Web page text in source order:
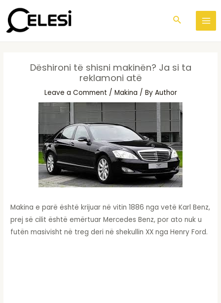
content
Search
Dëshironi të shisni makinën? Ja si ta
reklamoni atë
Leave a Comment / Makina / By Author
Makina e parë është krijuar në vitin 1886 nga vetë Karl Benz,
prej së cilit është emërtuar Mercedes Benz, por ato nuk u
futën masivisht në treg deri në shekullin XX nga Henry Ford.
navigation
e
a